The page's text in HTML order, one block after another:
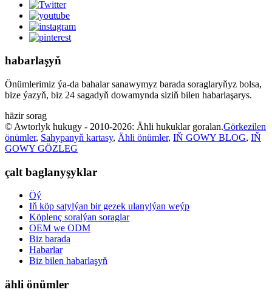
habarlaşyň
Önümlerimiz ýa-da bahalar sanawymyz barada soraglaryňyz bolsa,
bize ýazyň, biz 24 sagadyň dowamynda siziň bilen habarlaşarys.
häzir sorag
© Awtorlyk hukugy - 2010-2026: Ähli hukuklar goralan.Görkezilen
önümler, Sahypanyň kartasy, Ähli önümler, IŇ GOWY BLOG, IŇ
GOWY GÖZLEG
çalt baglanyşyklar
Öý
Iň köp satylýan bir gezek ulanylýan weýp
Köplenç soralýan soraglar
OEM we ODM
Biz barada
Habarlar
Biz bilen habarlaşyň
ähli önümler